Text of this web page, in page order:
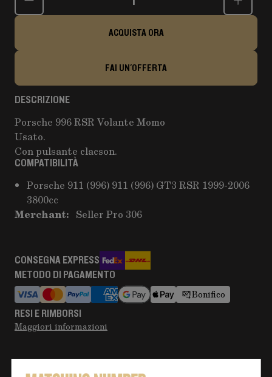
ACQUISTA ORA
FAI UN'OFFERTA
DESCRIZIONE
Porsche 996 RSR Volante Momo
Usato.
Con pulsante clacson.
COMPATIBILITÀ
Porsche 911 (996) 911 (996) GT3 RSR 1999-2006
3800cc
Merchant: Seller Pro 306
CONSEGNA EXPRESS
METODO DI PAGAMENTO
Bonifico
RESI E RIMBORSI
Maggiori informazioni